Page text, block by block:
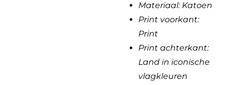
Materiaal: Katoen
Print voorkant:
Print
Print achterkant:
Land in iconische
vlagkleuren